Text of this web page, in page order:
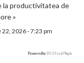
la productivitatea de
»
22, 2026 - 7:23 pm
Powered by RSS Feed Plugin